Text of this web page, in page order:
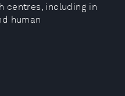
centres, including in
human